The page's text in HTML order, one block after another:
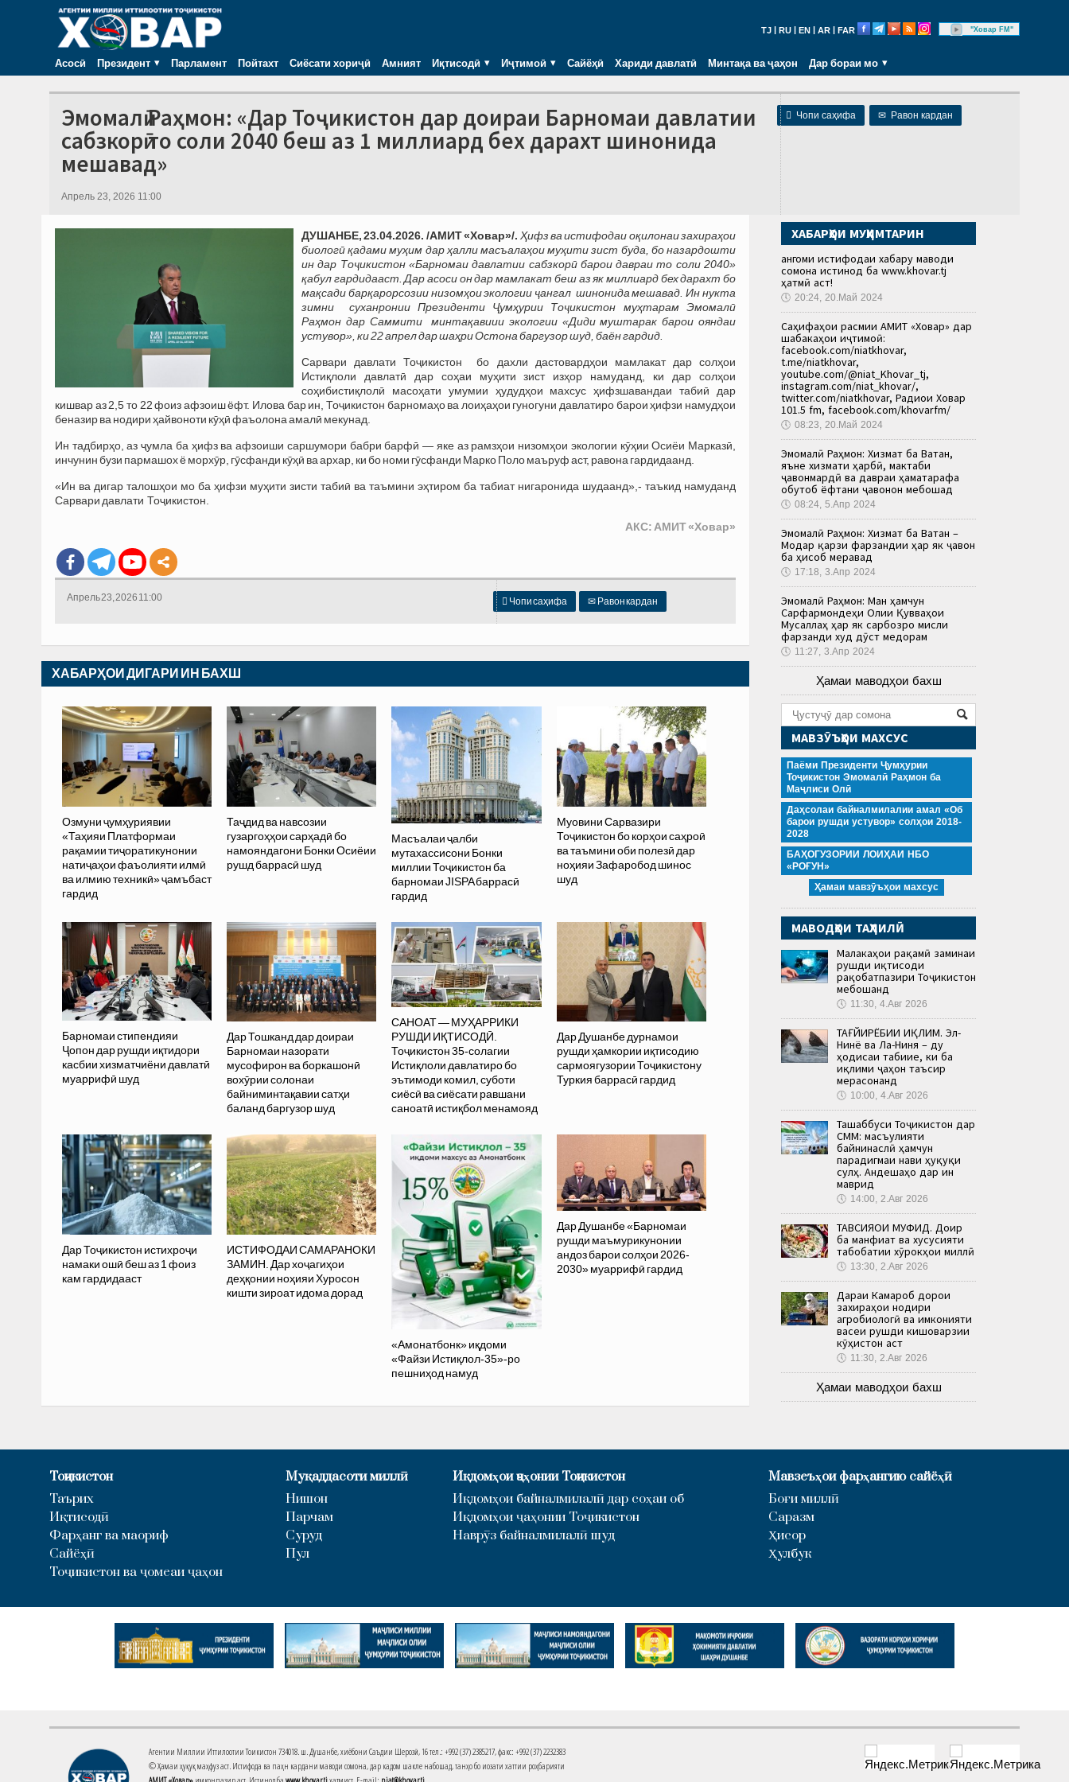
TJ RU EN AR FAR "Ховар FM"
Асосӣ Президент Парламент Пойтахт Сиёсати хориҷӣ Амният Иқтисодӣ Иҷтимоӣ Сайёҳӣ Хариди давлатӣ Минтақа ва ҷаҳон Дар бораи мо
 Чопи саҳифа ✉ Равон кардан
Эмомалӣ Раҳмон: «Дар Тоҷикистон дар доираи Барномаи давлатии
сабзкорӣ то соли 2040 беш аз 1 миллиард бех дарахт шинонида
мешавад»
Апрель 23, 2026 11:00
ДУШАНБЕ, 23.04.2026. /АМИТ «Ховар»/. Ҳифз ва истифодаи оқилонаи захираҳои
биологӣ қадами муҳим дар ҳалли масъалаҳои муҳити зист буда, бо назардошти
ин дар Тоҷикистон «Барномаи давлатии сабзкорӣ барои давраи то соли 2040»
қабул гардидааст. Дар асоси он дар мамлакат беш аз як миллиард бех дарахт бо
мақсади барқарорсозии низомҳои экологии ҷангал шинонида мешавад. Ин нукта
зимни суханронии Президенти Ҷумҳурии Тоҷикистон муҳтарам Эмомалӣ
Раҳмон дар Саммити минтақавиии экологии «Диди муштарак барои ояндаи
устувор», ки 22 апрел дар шаҳри Остона баргузор шуд, баён гардид.
Сарвари давлати Тоҷикистон бо дахли дастовардҳои мамлакат дар солҳои
Истиқлоли давлатӣ дар соҳаи муҳити зист изҳор намуданд, ки дар солҳои
соҳибистиқлолӣ масоҳати умумии ҳудудҳои махсус ҳифзшавандаи табиӣ дар
кишвар аз 2,5 то 22 фоиз афзоиш ёфт. Илова бар ин, Тоҷикистон барномаҳо ва лоиҳаҳои гуногуни давлатиро барои ҳифзи намудҳои
беназир ва нодири ҳайвоноти кӯҳӣ фаъолона амалӣ мекунад.
Ин тадбирҳо, аз ҷумла ба ҳифз ва афзоиши саршумори бабри барфӣ — яке аз рамзҳои низомҳои экологии кӯҳии Осиёи Марказӣ,
инчунин бузи пармашох ё морхӯр, гӯсфанди кӯҳӣ ва архар, ки бо номи гӯсфанди Марко Поло маъруф аст, равона гардидаанд.
«Ин ва дигар талошҳои мо ба ҳифзи муҳити зисти табиӣ ва таъмини эҳтиром ба табиат нигаронида шудаанд»,- таъкид намуданд
Сарвари давлати Тоҷикистон.
АКС: АМИТ «Ховар»
 Чопи саҳифа ✉ Равон кардан
Апрель 23, 2026 11:00
ХАБАРҲОИ ДИГАРИ ИН БАХШ
Озмуни ҷумҳуриявии
«Таҳияи Платформаи
рақамии тиҷоратикунонии
натиҷаҳои фаъолияти илмӣ
ва илмию техникӣ» ҷамъбаст
гардид
Таҷдид ва навсозии
гузаргоҳҳои сарҳадӣ бо
намояндагони Бонки Осиёии
рушд баррасӣ шуд
Масъалаи ҷалби
мутахассисони Бонки
миллии Тоҷикистон ба
барномаи JISPA баррасӣ
гардид
Муовини Сарвазири
Тоҷикистон бо корҳои саҳроӣ
ва таъмини оби полезӣ дар
ноҳияи Зафаробод шинос
шуд
Барномаи стипендияи
Ҷопон дар рушди иқтидори
касбии хизматчиёни давлатӣ
муаррифӣ шуд
Дар Тошканд дар доираи
Барномаи назорати
мусофирон ва боркашонӣ
вохӯрии солонаи
байниминтақавии сатҳи
баланд баргузор шуд
САНОАТ — МУҲАРРИКИ
РУШДИ ИҚТИСОДӢ.
Тоҷикистон 35-солагии
Истиқлоли давлатиро бо
эътимоди комил, суботи
сиёсӣ ва сиёсати равшани
саноатӣ истиқбол менамояд
Дар Душанбе дурнамои
рушди ҳамкории иқтисодию
сармоягузории Тоҷикистону
Туркия баррасӣ гардид
Дар Тоҷикистон истихроҷи
намаки ошӣ беш аз 1 фоиз
кам гардидааст
ИСТИФОДАИ САМАРАНОКИ
ЗАМИН. Дар хоҷагиҳои
деҳқонии ноҳияи Хуросон
кишти зироат идома дорад
«Амонатбонк» иқдоми
«Файзи Истиқлол-35»-ро
пешниҳод намуд
Дар Душанбе «Барномаи
рушди маъмурикунонии
андоз барои солҳои 2026-
2030» муаррифӣ гардид
ХАБАРҲОИ МУҲИМТАРИН
Ҳангоми истифодаи хабару маводи
сомона истинод ба www.khovar.tj
ҳатмӣ аст!
🕔 20:24, 20.Май 2024
Саҳифаҳои расмии АМИТ «Ховар» дар
шабакаҳои иҷтимоӣ:
facebook.com/niatkhovar,
t.me/niatkhovar,
youtube.com/@niat_Khovar_tj,
instagram.com/niat_khovar/,
twitter.com/niatkhovar, Радиои Ховар
101.5 fm, facebook.com/khovarfm/
🕔 08:23, 20.Май 2024
Эмомалӣ Раҳмон: Хизмат ба Ватан,
яъне хизмати ҳарбӣ, мактаби
ҷавонмардӣ ва давраи ҳаматарафа
обутоб ёфтани ҷавонон мебошад
🕔 08:24, 5.Апр 2024
Эмомалӣ Раҳмон: Хизмат ба Ватан –
Модар қарзи фарзандии ҳар як ҷавон
ба ҳисоб меравад
🕔 17:18, 3.Апр 2024
Эмомалӣ Раҳмон: Ман ҳамчун
Сарфармондеҳи Олии Қувваҳои
Мусаллаҳ ҳар як сарбозро мисли
фарзанди худ дӯст медорам
🕔 11:27, 3.Апр 2024
Ҳамаи маводҳои бахш
МАВЗӮЪҲОИ МАХСУС
Паёми Президенти Ҷумҳурии
Тоҷикистон Эмомалӣ Раҳмон ба
Маҷлиси Олӣ
Даҳсолаи байналмилалии амал «Об
барои рушди устувор» солҳои 2018-
2028
БАҲОГУЗОРИИ ЛОИҲАИ НБО
«РОҒУН»
Ҳамаи мавзӯъҳои махсус
МАВОДҲОИ ТАҲЛИЛӢ
Малакаҳои рақамӣ заминаи
рушди иқтисоди
рақобатпазири Тоҷикистон
мебошанд
🕔 11:30, 4.Авг 2026
ТАҒЙИРЁБИИ ИҚЛИМ. Эл-
Нинё ва Ла-Ниня – ду
ҳодисаи табиие, ки ба
иқлими ҷаҳон таъсир
мерасонанд
🕔 10:00, 4.Авг 2026
Ташаббуси Тоҷикистон дар
СММ: масъулияти
байнинаслӣ ҳамчун
парадигмаи нави ҳуқуқи
сулҳ. Андешаҳо дар ин
маврид
🕔 14:00, 2.Авг 2026
ТАВСИЯҲОИ МУФИД. Доир
ба манфиат ва хусусияти
табобатии хӯрокҳои миллӣ
🕔 13:30, 2.Авг 2026
Дараи Камароб дорои
захираҳои нодири
агробиологӣ ва имконияти
васеи рушди кишоварзии
кӯҳистон аст
🕔 11:30, 2.Авг 2026
Ҳамаи маводҳои бахш
Тоҷикистон
Таърих
Иқтисодӣ
Фарҳанг ва маориф
Сайёҳӣ
Тоҷикистон ва ҷомеаи ҷаҳон
Муқаддасоти миллӣ
Нишон
Парчам
Суруд
Пул
Иқдомҳои ҷаҳонии Тоҷикистон
Иқдомҳои байналмилалӣ дар соҳаи об
Иқдомҳои ҷаҳонии Тоҷикистон
Наврӯз байналмилалӣ шуд
Мавзеъҳои фарҳангию сайёҳӣ
Боғи миллӣ
Саразм
Ҳисор
Ҳулбук
Агентии Миллии Иттилоотии Тоҷикистон 734018. ш. Душанбе, хиёбони Саъдии Шерозӣ, 16 тел.: +992 (37) 2385217, факс: +992 (37) 2232383
© Ҳамаи ҳуқуқ маҳфуз аст. Истифода ва паҳн кардани маводи сомона, дар кадом шакле набошад, танҳо бо иҷозати хаттии роҳбарияти